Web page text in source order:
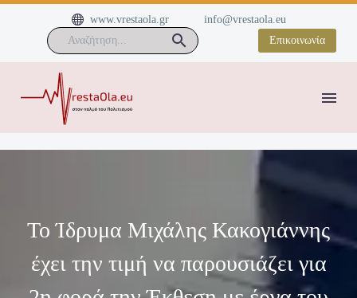

 www.vrestaola.gr
info@vrestaola.eu
Επικοινωνία
Το Ίδρυμα Μιχάλης Κακογιάννης
έχει την τιμή να παρουσιάζει για